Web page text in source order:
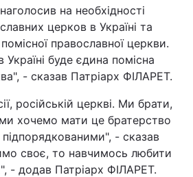
на необхідності
церков в Україні та
православної церкви.
буде єдина помісна
- сказав Патріарх ФІЛАРЕТ.
російській церкві. Ми брати,
хочемо мати це братерство
підпорядкованими", - сказав
своє, то навчимось любити
- додав Патріарх ФІЛАРЕТ.